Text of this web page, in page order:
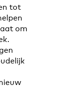
tot
om